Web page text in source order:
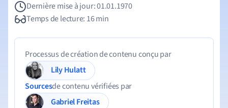
Dernière mise à jour: 01.01.1970
Temps de lecture: 16 min
Processus de création de contenu conçu par
Lily Hulatt
Sourcesde contenu vérifiées par
Gabriel Freitas